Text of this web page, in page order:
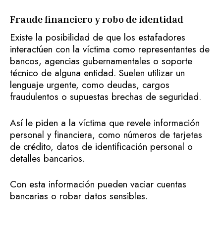
Fraude financiero y robo de identidad
Existe la posibilidad de que los estafadores
interactúen con la víctima como representantes de
bancos, agencias gubernamentales o soporte
técnico de alguna entidad. Suelen utilizar un
lenguaje urgente, como deudas, cargos
fraudulentos o supuestas brechas de seguridad.
Así le piden a la víctima que revele información
personal y financiera, como números de tarjetas
de crédito, datos de identificación personal o
detalles bancarios.
Con esta información pueden vaciar cuentas
bancarias o robar datos sensibles.